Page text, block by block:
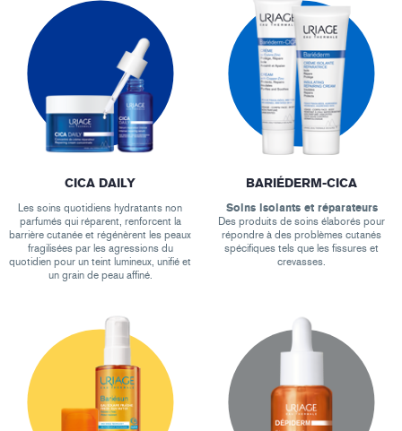
CICA DAILY
Les soins quotidiens hydratants non
parfumés qui réparent, renforcent la
barrière cutanée et régénèrent les peaux
fragilisées par les agressions du
quotidien pour un teint lumineux, unifié et
un grain de peau affiné.
BARIÉDERM-CICA
Soins isolants et réparateurs
Des produits de soins élaborés pour
répondre à des problèmes cutanés
spécifiques tels que les fissures et
crevasses.